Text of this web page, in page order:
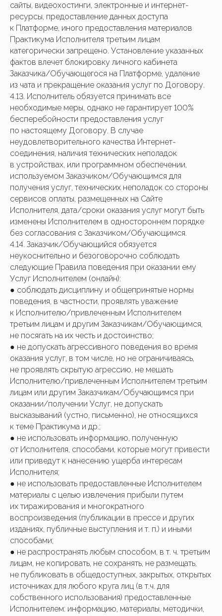
сайты, видеохостинги, электронные и интернет-
ресурсы, предоставление данных доступа
к Платформе, иного предоставления материалов
Практикума Исполнителя третьим лицам
категорически запрещено. Установление указанных
фактов влечет блокировку личного кабинета
Заказчика/Обучающегося на Платформе, удаление
из чата и прекращение оказания услуг по Договору.
4.13. Исполнитель обязуется принимать все
необходимые меры, однако не гарантирует 100%
бесперебойности предоставления услуг
по настоящему Договору. В случае
неудовлетворительного качества Интернет-
соединения, наличия технических неполадок
в устройствах, или программном обеспечении,
используемом Заказчиком/Обучающимся для
получения услуг, технических неполадок со стороны
сервисов оплаты, размещенных на Сайте
Исполнителя, дата/сроки оказания услуг могут быть
изменены Исполнителем в одностороннем порядке
без согласования с Заказчиком/Обучающимся.
4.14. Заказчик/Обучающийся обязуется
неукоснительно и безоговорочно соблюдать
следующие Правила поведения при оказании ему
Услуг Исполнителем (онлайн):
● соблюдать дисциплину и общепринятые нормы
поведения, в частности, проявлять уважение
к Исполнителю/привлеченным Исполнителем
третьим лицам и другим Заказчикам/Обучающимся,
не посягать на их честь и достоинство;
● не допускать агрессивного поведения во время
оказания услуг, в том числе, но не ограничиваясь,
не проявлять скрытую агрессию, не мешать
Исполнителю/привлеченным Исполнителем третьим
лицам или другим Заказчикам/Обучающимся при
оказании/получении Услуг, не допускать
высказываний (устно, письменно), не относящихся
к теме Практикума и др.;
● не использовать информацию, полученную
от Исполнителя, способами, которые могут привести
или приведут к нанесению ущерба интересам
Исполнителя;
● не использовать предоставленные Исполнителем
материалы с целью извлечения прибыли путем
их тиражирования и многократного
воспроизведения (публикации в прессе и других
изданиях, публичные выступления и т. п.) и иными
способами;
● не распространять любым способом, в т. ч. третьим
лицам, не копировать, не сохранять, не размещать,
не публиковать в общедоступных, закрытых, открытых
источниках для любого круга лиц (в т.ч. для
собственного использования) предоставленные
Исполнителем: информацию, материалы, методички,